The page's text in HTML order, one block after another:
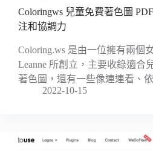
Coloringws 兒童免費著色圖
注和協調力
Coloring.ws 是由一位擁有兩個
Leanne 所創立，主要收錄適合
著色圖，還有一些像連連看、
2022-10-15